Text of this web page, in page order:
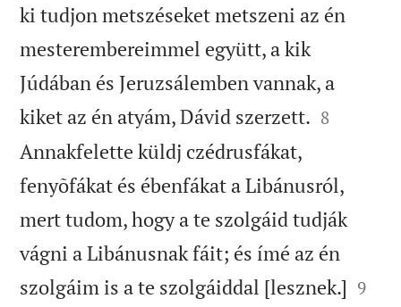
ki tudjon metszéseket metszeni az én
mesterembereimmel együtt, a kik
Júdában és Jeruzsálemben vannak, a
kiket az én atyám, Dávid szerzett. 

8
Annakfelette küldj czédrusfákat,
fenyõfákat és ébenfákat a Libánusról,
mert tudom, hogy a te szolgáid tudják
vágni a Libánusnak fáit; és ímé az én
szolgáim is a te szolgáiddal [lesznek.] 

9